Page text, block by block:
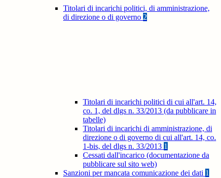
Titolari di incarichi politici, di amministrazione,
di direzione o di governo 2
Titolari di incarichi politici di cui all'art. 14,
co. 1, del dlgs n. 33/2013 (da pubblicare in
tabelle)
Titolari di incarichi di amministrazione, di
direzione o di governo di cui all'art. 14, co.
1-bis, del dlgs n. 33/2013 1
Cessati dall'incarico (documentazione da
pubblicare sul sito web)
Sanzioni per mancata comunicazione dei dati 1